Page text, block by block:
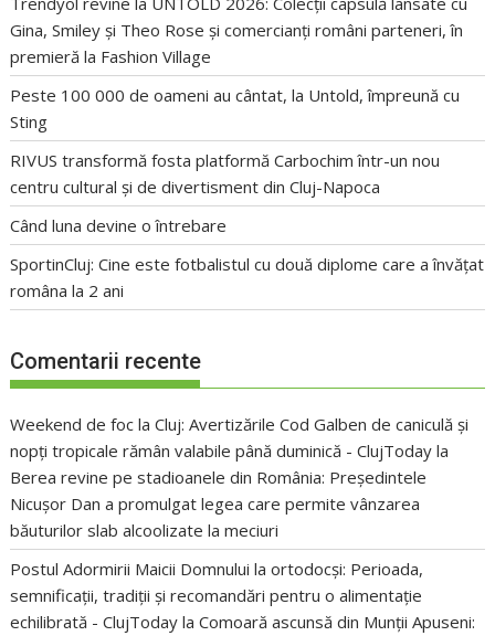
Gina, Smiley și Theo Rose și comercianți români parteneri, în
premieră la Fashion Village
Peste 100 000 de oameni au cântat, la Untold, împreună cu
Sting
RIVUS transformă fosta platformă Carbochim într-un nou
centru cultural și de divertisment din Cluj-Napoca
Când luna devine o întrebare
SportinCluj: Cine este fotbalistul cu două diplome care a învățat
româna la 2 ani
Comentarii recente
Weekend de foc la Cluj: Avertizările Cod Galben de caniculă și
nopți tropicale rămân valabile până duminică - ClujToday la
Berea revine pe stadioanele din România: Președintele
Nicușor Dan a promulgat legea care permite vânzarea
băuturilor slab alcoolizate la meciuri
Postul Adormirii Maicii Domnului la ortodocși: Perioada,
semnificații, tradiții și recomandări pentru o alimentație
echilibrată - ClujToday laComoară ascunsă din Munții Apuseni: